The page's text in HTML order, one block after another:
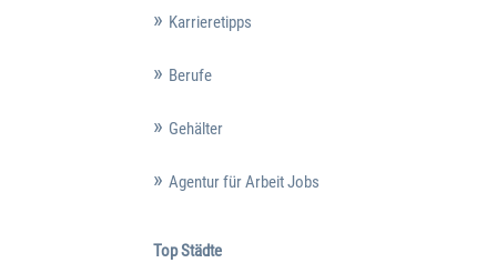
Karrieretipps
Berufe
Gehälter
Agentur für Arbeit Jobs
Top Städte